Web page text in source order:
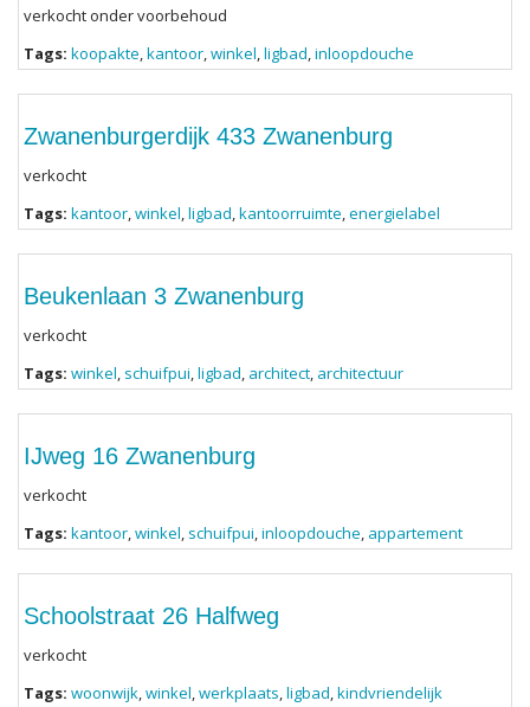
verkocht onder voorbehoud
Tags: koopakte,kantoor,winkel,ligbad,inloopdouche
Zwanenburgerdijk 433 Zwanenburg
verkocht
Tags: kantoor,winkel,ligbad,kantoorruimte,energielabel
Beukenlaan 3 Zwanenburg
verkocht
Tags: winkel, schuifpui,ligbad, architect, architectuur
IJweg 16 Zwanenburg
verkocht
Tags: kantoor,winkel, schuifpui,inloopdouche, appartement
Schoolstraat 26 Halfweg
verkocht
Tags: woonwijk,winkel,werkplaats,ligbad,kindvriendelijk